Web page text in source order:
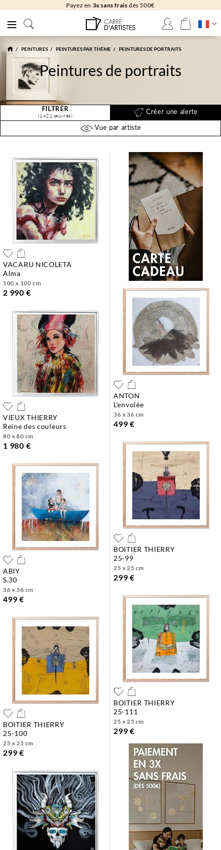
Livraisongratuiteen galerie
PEINTURES PEINTURES PAR THÈME PEINTURES DE PORTRAITS
Peintures de portraits
FILTRER
(1421 œuvres)
Créer une alerte
Vue par artiste
VACARU NICOLETA
alma
100 x 100 cm
2 990 €
VIEUX THIERRY
reine des couleurs
80 x 80 cm
1 980 €
ANTON
l'envolée
36 x 36 cm
499 €
ABIY
s.30
36 x 36 cm
499 €
BOITIER THIERRY
25-99
25 x 25 cm
299 €
BOITIER THIERRY
25-100
25 x 25 cm
299 €
BOITIER THIERRY
25-111
25 x 25 cm
299 €